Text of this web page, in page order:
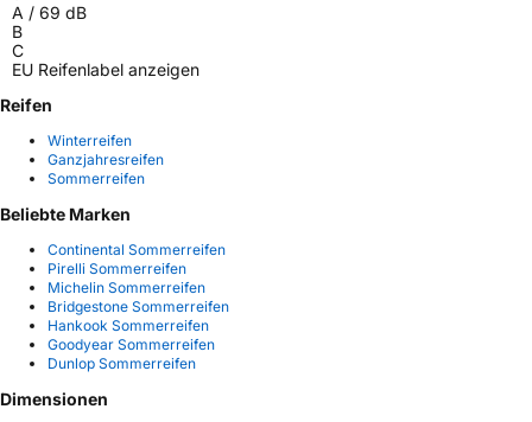
A / 69 dB
B
C
EU Reifenlabel anzeigen
Reifen
Winterreifen
Ganzjahresreifen
Sommerreifen
Beliebte Marken
Continental Sommerreifen
Pirelli Sommerreifen
Michelin Sommerreifen
Bridgestone Sommerreifen
Hankook Sommerreifen
Goodyear Sommerreifen
Dunlop Sommerreifen
Dimensionen